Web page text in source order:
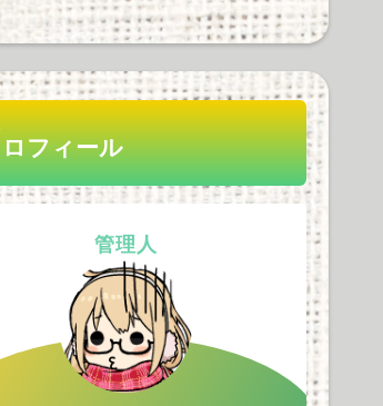
ｗｗｗｗｗ
32 views
機能性、使用感を徹底解
るか？
31 views
ロフィール
管理人